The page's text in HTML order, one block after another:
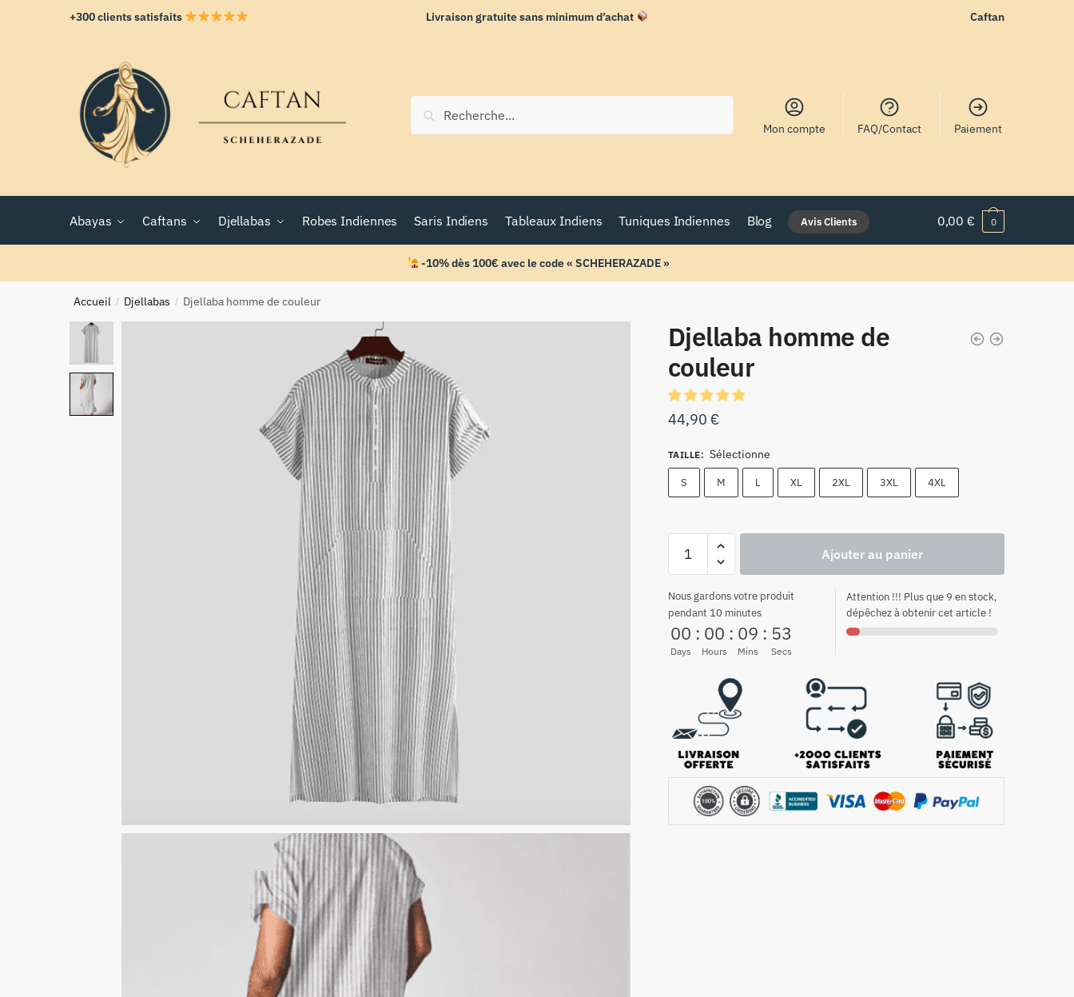
+300 clients satisfaits Livraison gratuite sans minimum d’achat Caftan
Recherche
Mon compte FAQ/Contact Paiement
Abayas Caftans Djellabas Robes Indiennes Saris Indiens Tableaux Indiens Tuniques Indiennes Blog Avis Clients 0,00 € 0
-10% dès 100€ avec le code « SCHEHERAZADE »
Accueil / Djellabas / Djellaba homme de couleur
Djellaba homme de
couleur
44,90 €
TAILLE: Sélectionne
S M L XL 2XL 3XL 4XL
Ajouter au panier
Nous gardons votre produit
pendant 10 minutes
00
Days
: 00
Hours
: 09
Mins
: 52
Secs
Attention !!! Plus que 9 en stock,
dépêchez à obtenir cet article !